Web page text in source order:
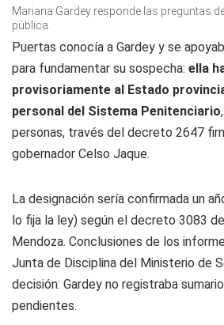
Mariana Gardey responde las preguntas
pública.
Puertas conocía a Gardey y se
para fundamentar su sospecha: ella
provisoriamente al Estado
personal del Sistema Penitenciario
personas, través del decreto 2647
gobernador Celso Jaque.
La designación sería confirmada un
lo fija la ley) según el decreto 3083
Mendoza. Conclusiones de los
Junta de Disciplina del Ministerio de
decisión: Gardey no registraba
pendientes.